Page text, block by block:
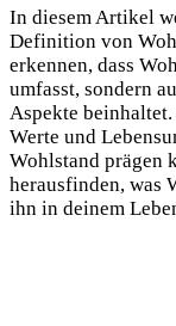
In diesem Artikel
Definition von
erkennen, dass
umfasst, sondern
Aspekte
Werte und
Wohlstand prägen
herausfinden, was
ihn in deinem